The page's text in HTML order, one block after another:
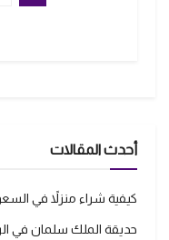
أحدث المقالات
كيفية شراء منزلاً في
حديقة الملك سلمان في